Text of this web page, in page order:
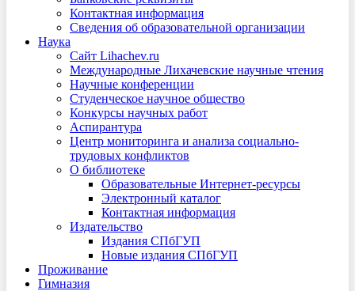
Контактная информация
Сведения об образовательной организации
Наука
Сайт Lihachev.ru
Международные Лихачевские научные чтения
Научные конференции
Студенческое научное общество
Конкурсы научных работ
Аспирантура
Центр мониторинга и анализа социально-
трудовых конфликтов
О библиотеке
Образовательные Интернет-ресурсы
Электронный каталог
Контактная информация
Издательство
Издания СПбГУП
Новые издания СПбГУП
Проживание
Гимназия